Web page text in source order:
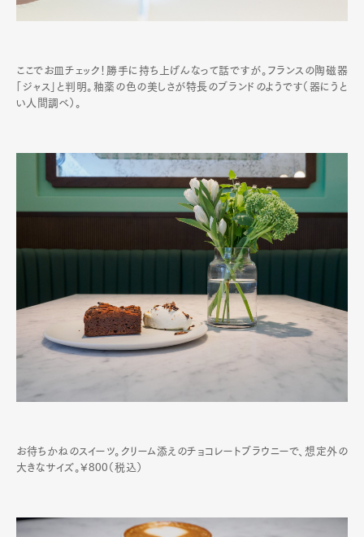
ここでお皿チェック！勝手に持ち上げんなって話ですが。フランスの陶磁器
「ジャス」と判明。釉薬の色の美しさが特長のブランドのようです（器にうと
い人間調べ）。
お待ちかねのスイーツ。クリーム添えのチョコレートブラウニーで、想定外の
大きなサイズ。¥800（税込）